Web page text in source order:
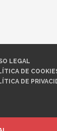
LEGAL
DE
DE